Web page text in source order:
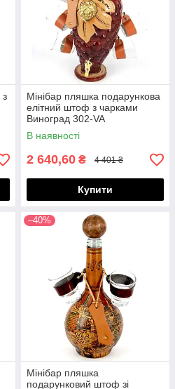
з
Мінібар пляшка подарункова
елітний штоф з чарками
Виноград 302-VA
В наявності
2 640,60 ₴ 4 401 ₴
Купити
–40%
Мінібар пляшка
подарунковий штоф зі